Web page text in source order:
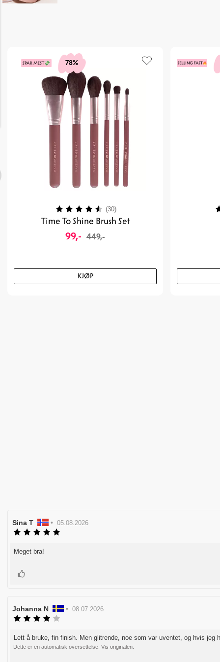
78%
Time To Shine Brush Set
99,- 449,-
KJØP
Karakter: (30)4.3 av 5 mulige
Forfatter:
Sina T • Omtaledato:
05.08.2026
Omtaletekst:
Meget bra!
Liker
Forfatter:
Johanna N • Omtaledato:
08.07.2026
av
5
mulige
Omtaletekst:
Lett å bruke, fin finish. Men glitrende, noe som var uventet, og hvis
Dette er en automatisk oversettelse. Vis originalen.